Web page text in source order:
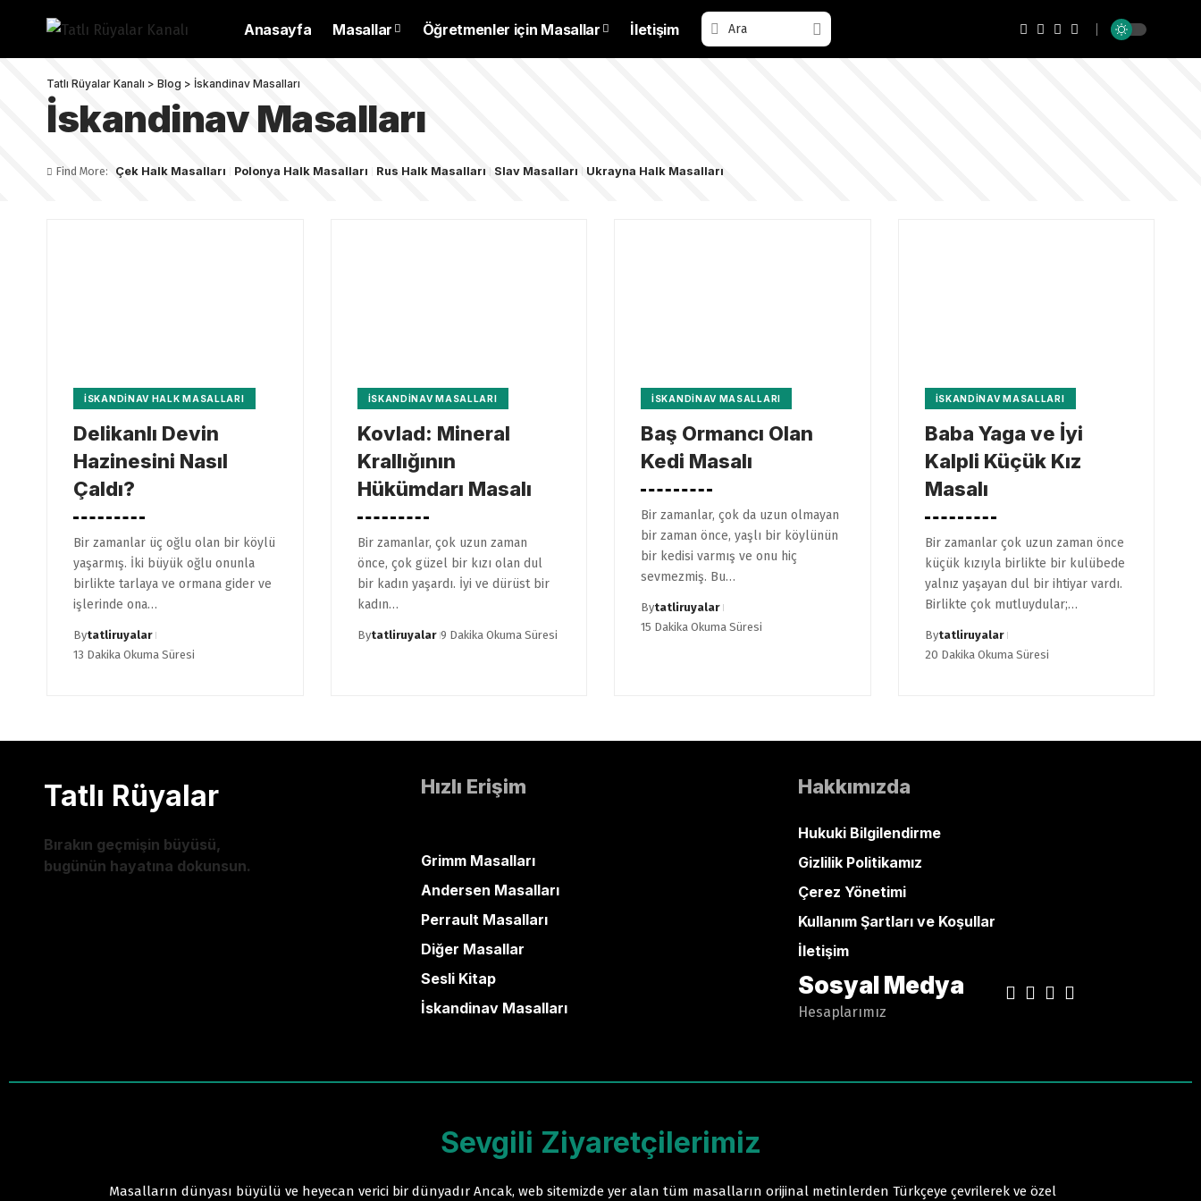
Anasayfa Masallar Öğretmenler için Masallar İletişim
Tatlı Rüyalar Kanalı > Blog > İskandinav Masalları
İskandinav Masalları
Find More: Çek Halk Masalları Polonya Halk Masalları Rus Halk Masalları Slav Masalları Ukrayna Halk Masalları
İSKANDINAV HALK MASALLARI
Delikanlı Devin
Hazinesini Nasıl
Çaldı?
Bir zamanlar üç oğlu olan bir köylü
yaşarmış. İki büyük oğlu onunla
birlikte tarlaya ve ormana gider ve
işlerinde ona…
Bytatliruyalar
13 Dakika Okuma Süresi
İSKANDINAV MASALLARI
Kovlad: Mineral
Krallığının
Hükümdarı Masalı
Bir zamanlar, çok uzun zaman
önce, çok güzel bir kızı olan dul
bir kadın yaşardı. İyi ve dürüst bir
kadın…
Bytatliruyalar 9 Dakika Okuma Süresi
İSKANDINAV MASALLARI
Baş Ormancı Olan
Kedi Masalı
Bir zamanlar, çok da uzun olmayan
bir zaman önce, yaşlı bir köylünün
bir kedisi varmış ve onu hiç
sevmezmiş. Bu…
Bytatliruyalar
15 Dakika Okuma Süresi
İSKANDINAV MASALLARI
Baba Yaga ve İyi
Kalpli Küçük Kız
Masalı
Bir zamanlar çok uzun zaman önce
küçük kızıyla birlikte bir kulübede
yalnız yaşayan dul bir ihtiyar vardı.
Birlikte çok mutluydular;…
Bytatliruyalar
20 Dakika Okuma Süresi
Tatlı Rüyalar
Bırakın geçmişin büyüsü,
bugünün hayatına dokunsun.
Hızlı Erişim
Grimm Masalları
Andersen Masalları
Perrault Masalları
Diğer Masallar
Sesli Kitap
İskandinav Masalları
Hakkımızda
Hukuki Bilgilendirme
Gizlilik Politikamız
Çerez Yönetimi
Kullanım Şartları ve Koşullar
İletişim
Sosyal Medya
Hesaplarımız
Sevgili Ziyaretçilerimiz
Masalların dünyası büyülü ve heyecan verici bir dünyadır Ancak, web sitemizde yer alan tüm masalların orijinal metinlerden Türkçeye çevrilerek ve özel